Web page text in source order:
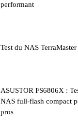
performant
Test du NAS
ASUSTOR FS6806X :
NAS full-flash compact
pros